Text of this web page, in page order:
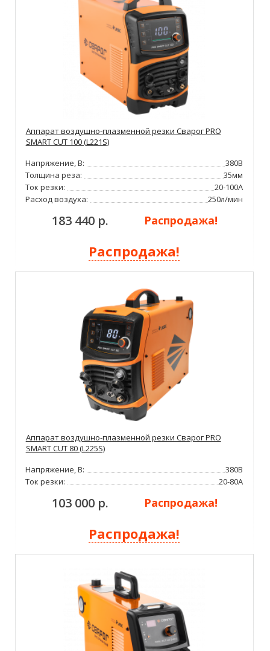
Аппарат воздушно-плазменной резки Сварог PRO
SMART CUT 100 (L221S)
Напряжение, В:
380В
Толщина реза:
35мм
Ток резки:
20-100А
Расход воздуха:
250л/мин
183 440 р. Распродажа!
Распродажа!
Аппарат воздушно-плазменной резки Сварог PRO
SMART CUT 80 (L225S)
Напряжение, В:
380В
Ток резки:
20-80А
103 000 р. Распродажа!
Распродажа!